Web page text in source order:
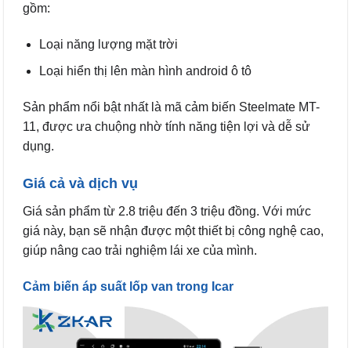
gồm:
Loại năng lượng mặt trời
Loại hiển thị lên màn hình android ô tô
Sản phẩm nổi bật nhất là mã cảm biến Steelmate MT-
11, được ưa chuộng nhờ tính năng tiện lợi và dễ sử
dụng.
Giá cả và dịch vụ
Giá sản phẩm từ 2.8 triệu đến 3 triệu đồng. Với mức
giá này, bạn sẽ nhận được một thiết bị công nghệ cao,
giúp nâng cao trải nghiệm lái xe của mình.
Cảm biến áp suất lốp van trong Icar